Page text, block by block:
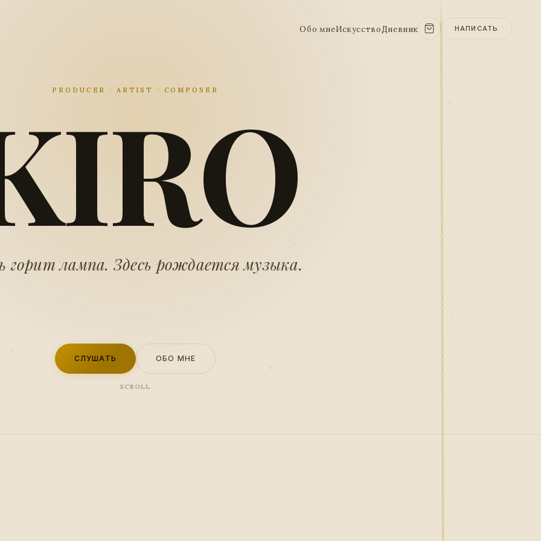
Обо мнеИскусствоДневник НАПИСАТЬ
PRODUCER · ARTIST · COMPOSER
горит лампа. Здесь рождается музыка.
СЛУШАТЬ ОБО МНЕ
SCROLL